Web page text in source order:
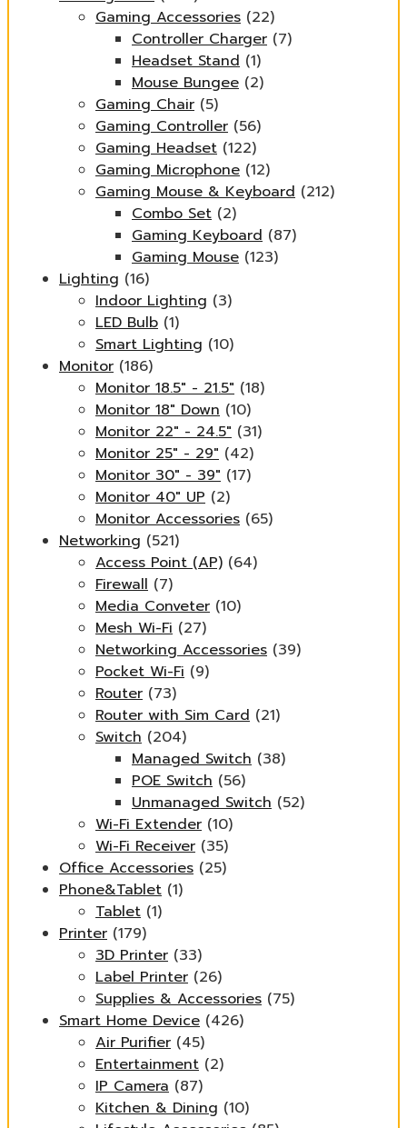
Gaming Accessories (22)
Controller Charger (7)
Headset Stand (1)
Mouse Bungee (2)
Gaming Chair (5)
Gaming Controller (56)
Gaming Headset (122)
Gaming Microphone (12)
Gaming Mouse & Keyboard (212)
Combo Set (2)
Gaming Keyboard (87)
Gaming Mouse (123)
Lighting (16)
Indoor Lighting (3)
LED Bulb (1)
Smart Lighting (10)
Monitor (186)
Monitor 18.5" - 21.5" (18)
Monitor 18" Down (10)
Monitor 22" - 24.5" (31)
Monitor 25" - 29" (42)
Monitor 30" - 39" (17)
Monitor 40" UP (2)
Monitor Accessories (65)
Networking (521)
Access Point (AP) (64)
Firewall (7)
Media Conveter (10)
Mesh Wi-Fi (27)
Networking Accessories (39)
Pocket Wi-Fi (9)
Router (73)
Router with Sim Card (21)
Switch (204)
Managed Switch (38)
POE Switch (56)
Unmanaged Switch (52)
Wi-Fi Extender (10)
Wi-Fi Receiver (35)
Office Accessories (25)
Phone&Tablet (1)
Tablet (1)
Printer (179)
3D Printer (33)
Label Printer (26)
Supplies & Accessories (75)
Smart Home Device (426)
Air Purifier (45)
Entertainment (2)
IP Camera (87)
Kitchen & Dining (10)